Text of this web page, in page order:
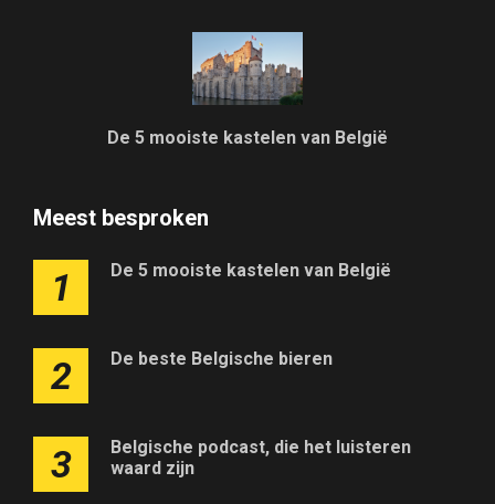
De 5 mooiste kastelen van België
Meest besproken
1 De 5 mooiste kastelen van België
2 De beste Belgische bieren
3
Belgische podcast, die het luisteren
waard zijn